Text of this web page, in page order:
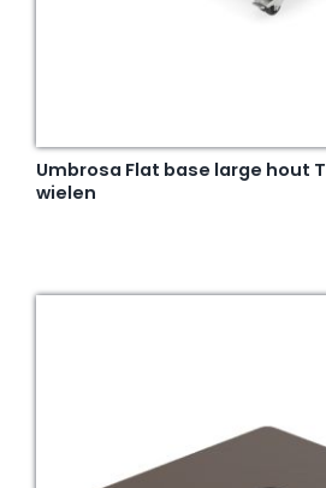
Umbrosa Flat base large hout
wielen